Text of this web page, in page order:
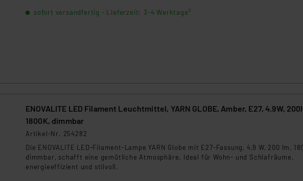
die USA besteht kein Angemessenheitsbeschluss der EU. Dies bedeutet, dass die
nach EU-Standards eingestuft wird. So besteht etwa das Risiko, dass US-
in Überwachungsprogrammen verarbeiten, ohne dass hiergegen
sofort versandfertig - Lieferzeit: 3-4 Werktage²
ENOVALITE LED Filament Leuchtmittel, YARN GLOBE, Amber, E27, 4.9W,
1800K, dimmbar
Artikel-Nr. 254282
Die ENOVALITE LED-Filament-Lampe YARN Globe mit E27-Fassung, 4,9 W, 200 lm,
dimmbar, schafft eine gemütliche Atmosphäre. Ideal für Wohn- und Schlafräume,
energieeffizient und stilvoll.